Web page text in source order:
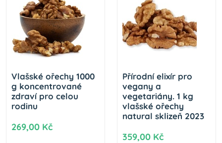
Vlašské ořechy 1000
g koncentrované
zdraví pro celou
rodinu
269,00 Kč
Přírodní elixír pro
vegany a
vegetariány. 1 kg
vlašské ořechy
natural sklizeň 2023
359,00 Kč